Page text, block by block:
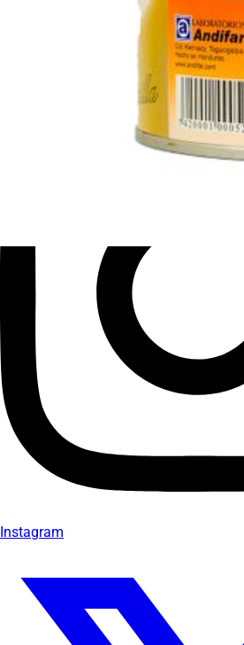
Instagram